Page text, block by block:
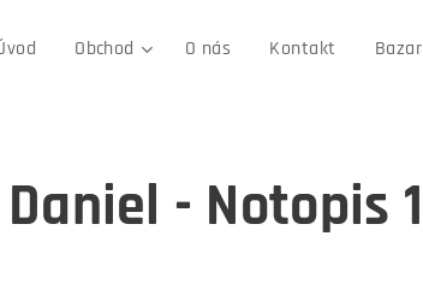
Obchod O nás Kontakt Bazar
Daniel - Notopis 1